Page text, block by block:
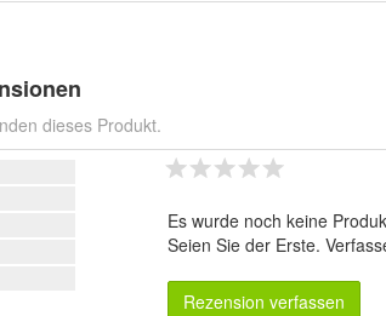
dieses Produkt.
Es wurde noch keine
Seien Sie der Erste.
Rezension verfassen